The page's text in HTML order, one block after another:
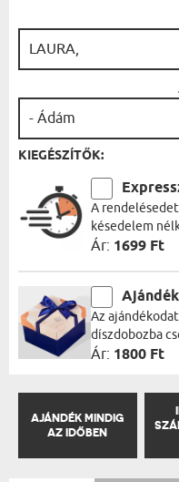
KIEGÉSZÍTŐK:
A
késedelem
Ár: 1699 Ft
Az
díszdobozba
Ár: 1800 Ft
AJÁNDÉK MINDIG
AZ IDŐBEN